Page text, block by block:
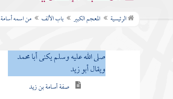
الرئيسية المعجم الكبير باب الألف من اسمه أسامة
باب الألف
من اسمه أسامة
صلى الله عليه وسلم يكنى أبا محمد
ويقال أبو زيد
صفة أسامة بن زيد